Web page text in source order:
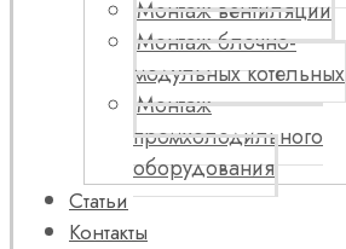
Монтаж вентиляции
Монтаж блочно-
модульных котельных
Монтаж
промхолодильного
оборудования
Статьи
Контакты